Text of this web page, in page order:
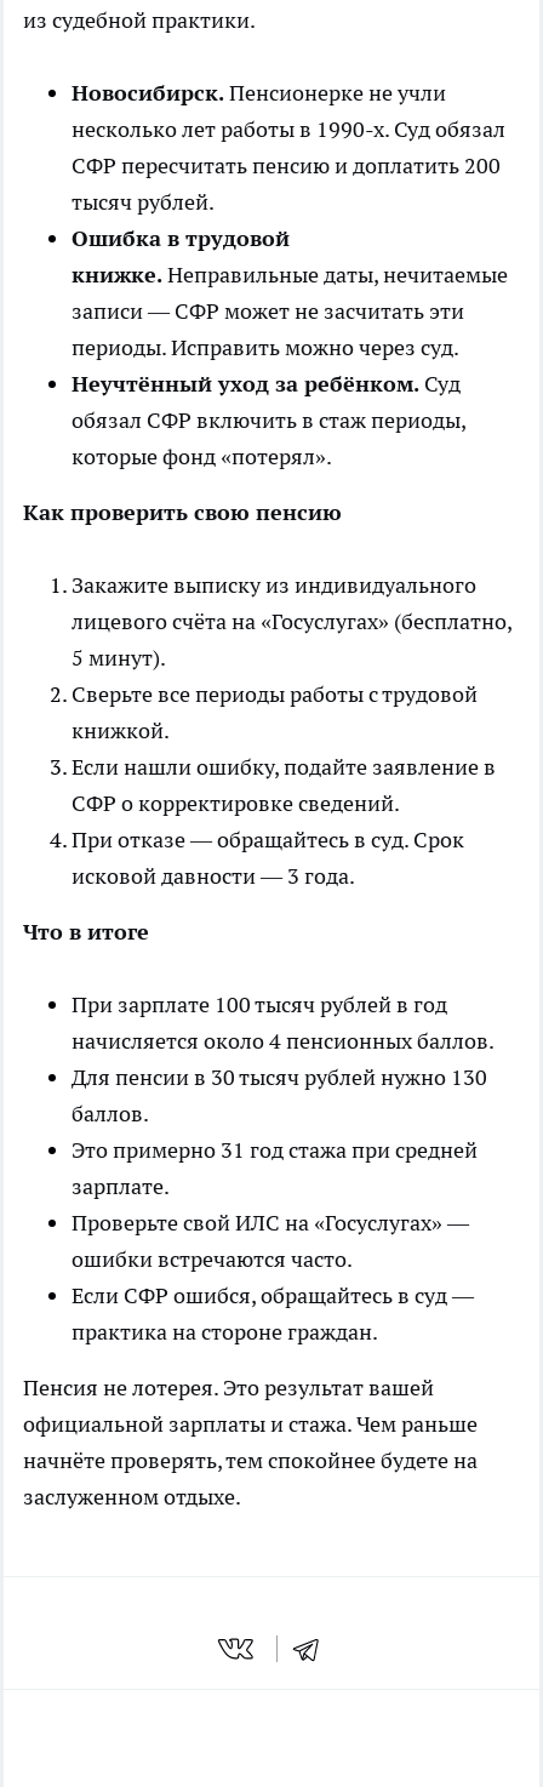
из судебной практики.
Новосибирск.Пенсионерке не учли
несколько лет работы в 1990-х. Суд обязал
СФР пересчитать пенсию и доплатить 200
тысяч рублей.
Ошибка в трудовой
книжке.Неправильные даты, нечитаемые
записи — СФР может не засчитать эти
периоды. Исправить можно через суд.
Неучтённый уход за ребёнком. Суд
обязал СФР включить в стаж периоды,
которые фонд «потерял».
Как проверить свою пенсию
Закажите выписку из индивидуального
лицевого счёта на «Госуслугах» (бесплатно,
5 минут).
Сверьте все периоды работы с трудовой
книжкой.
Если нашли ошибку, подайте заявление в
СФР о корректировке сведений.
При отказе — обращайтесь в суд. Срок
исковой давности — 3 года.
Что в итоге
При зарплате 100 тысяч рублей в год
начисляется около 4 пенсионных баллов.
Для пенсии в 30 тысяч рублей нужно 130
баллов.
Это примерно 31 год стажа при средней
зарплате.
Проверьте свой ИЛС на «Госуслугах» —
ошибки встречаются часто.
Если СФР ошибся, обращайтесь в суд —
практика на стороне граждан.
Пенсия не лотерея. Это результат вашей
официальной зарплаты и стажа. Чем раньше
начнёте проверять, тем спокойнее будете на
заслуженном отдыхе.